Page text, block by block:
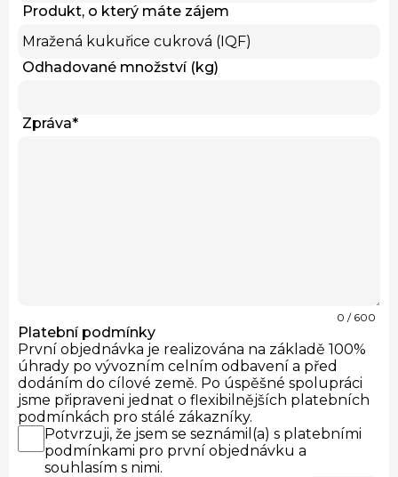
Produkt, o který máte zájem
Odhadované množství (kg)
Zpráva*
0 / 600
Platební podmínky
První objednávka je realizována na základě 100%
úhrady po vývozním celním odbavení a před
dodáním do cílové země. Po úspěšné spolupráci
jsme připraveni jednat o flexibilnějších platebních
podmínkách pro stálé zákazníky.
Potvrzuji, že jsem se seznámil(a) s platebními
podmínkami pro první objednávku a
souhlasím s nimi.